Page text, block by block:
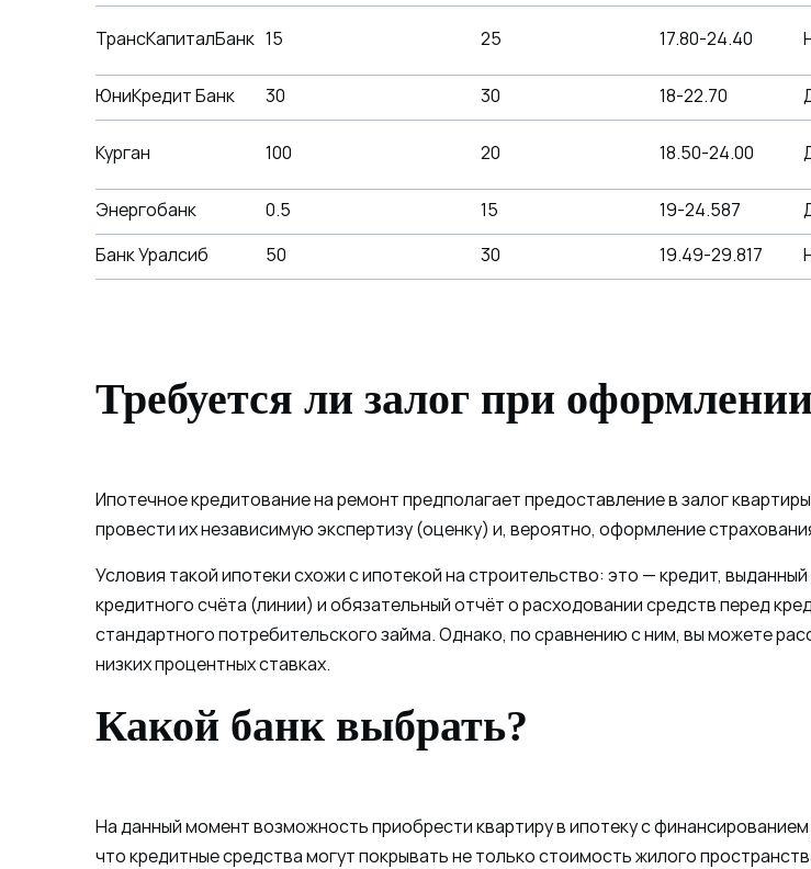
ТрансКапиталБанк 15 25 17.80-24.40
ЮниКредит Банк
30 30 18-22.70
Курган 100 20 18.50-24.00
Энергобанк
0.5 15 19-24.587
Банк Уралсиб
50 30 19.49-29.817
Требуется ли залог при
Ипотечное кредитование на ремонт предполагает предоставление в залог
провести их независимую экспертизу (оценку) и, вероятно, оформление
Условия такой ипотеки схожи с ипотекой на строительство: это — кредит,
кредитного счёта (линии) и обязательный отчёт о расходовании средств перед
стандартного потребительского займа. Однако, по сравнению с ним, вы можете
низких процентных ставках.
Какой банк выбрать?
На данный момент возможность приобрести квартиру в ипотеку с
что кредитные средства могут покрывать не только стоимость жилого